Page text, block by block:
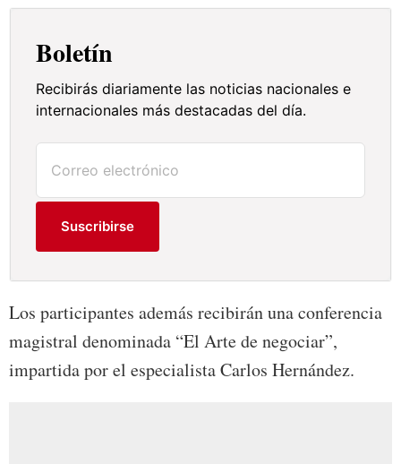
Boletín
Recibirás diariamente las noticias nacionales e
internacionales más destacadas del día.
Suscribirse
Los participantes además recibirán una conferencia
magistral denominada “El Arte de negociar”,
impartida por el especialista Carlos Hernández.